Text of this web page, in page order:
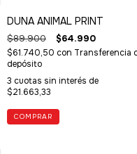
DUNA ANIMAL PRINT
$89.900 $64.990
$61.740,50 con Transferencia
depósito
3 cuotas sin interés de
$21.663,33
COMPRAR